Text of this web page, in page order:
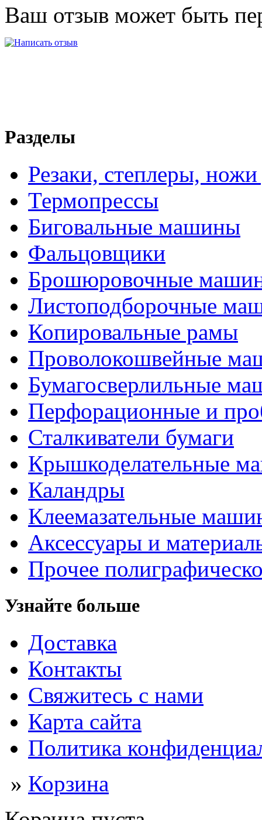
Ваш отзыв может быть
Разделы
Резаки, степлеры, ножи
Термопрессы
Биговальные машины
Фальцовщики
Брошюровочные
Листоподборочные
Копировальные рамы
Проволокошвейные
Бумагосверлильные
Перфорационные и
Сталкиватели бумаги
Крышкоделательные
Каландры
Клеемазательные
Аксеcсуары и
Прочее
Узнайте больше
Доставка
Контакты
Свяжитесь с нами
Карта сайта
Политика
» Корзина